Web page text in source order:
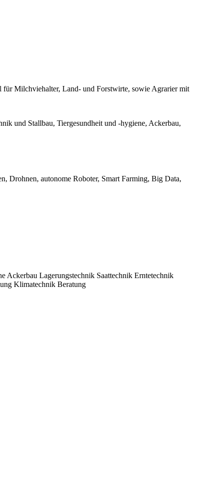
für Milchviehalter, Land- und Forstwirte, sowie Agrarier mit
und Stallbau, Tiergesundheit und -hygiene, Ackerbau,
Drohnen, autonome Roboter, Smart Farming, Big Data,
intensive Viehhaltung, Bodenzucht, Schaf- und
Ackerbau Lagerungstechnik Saattechnik Erntetechnik
Klimatechnik Beratung